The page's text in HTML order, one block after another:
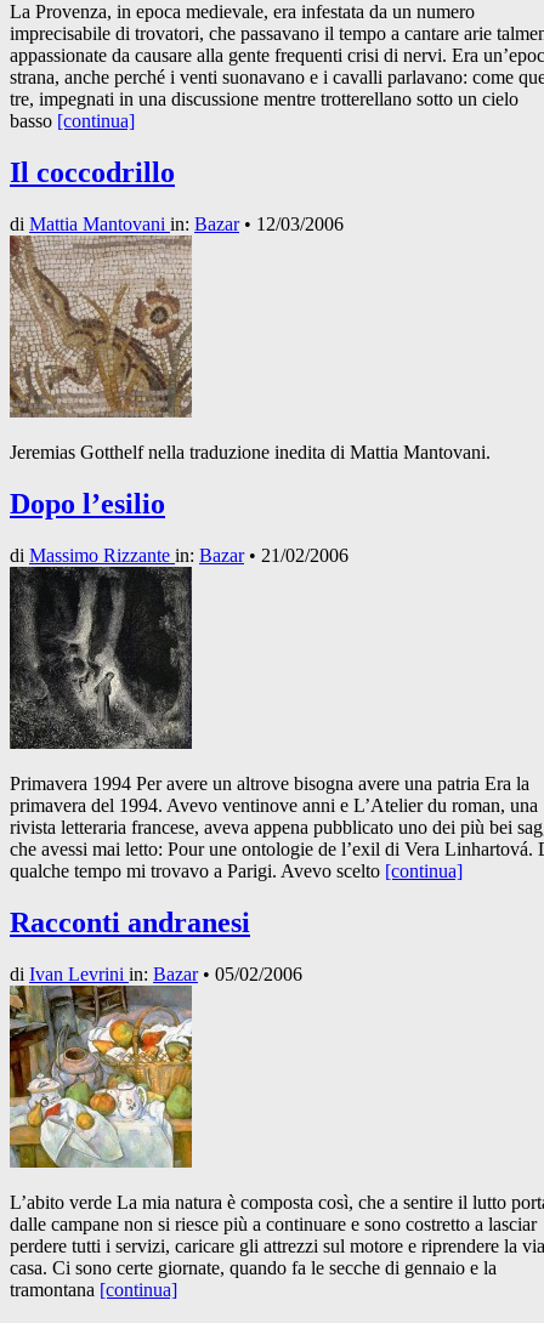
La Provenza, in epoca medievale, era infestata da un numero
imprecisabile di trovatori, che passavano il tempo a cantare arie
appassionate da causare alla gente frequenti crisi di nervi. Era
strana, anche perché i venti suonavano e i cavalli parlavano: come
tre, impegnati in una discussione mentre trotterellano sotto un cielo
basso [continua]
Il coccodrillo
di Mattia Mantovani in: Bazar• 12/03/2006
Jeremias Gotthelf nella traduzione inedita di Mattia Mantovani.
Dopo l’esilio
di Massimo Rizzante in: Bazar• 21/02/2006
Primavera 1994 Per avere un altrove bisogna avere una patria Era la
primavera del 1994. Avevo ventinove anni e L’Atelier du roman, una
rivista letteraria francese, aveva appena pubblicato uno dei più bei
che avessi mai letto: Pour une ontologie de l’exil di Vera Linhartová.
qualche tempo mi trovavo a Parigi. Avevo scelto [continua]
Racconti andranesi
di Ivan Levrini in: Bazar• 05/02/2006
L’abito verde La mia natura è composta così, che a sentire il lutto
dalle campane non si riesce più a continuare e sono costretto a lasciar
perdere tutti i servizi, caricare gli attrezzi sul motore e riprendere la
casa. Ci sono certe giornate, quando fa le secche di gennaio e la
tramontana [continua]